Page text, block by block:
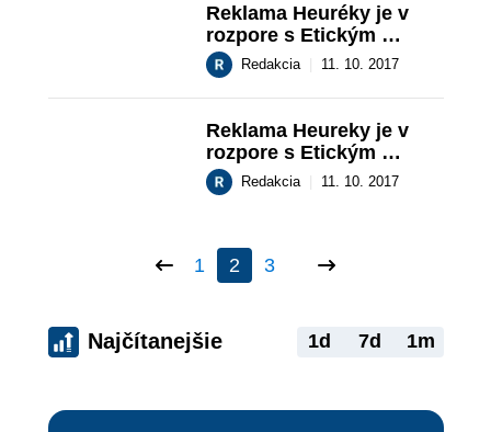
Reklama Heuréky je v
rozpore s Etickým
kódexom!
Redakcia 11. 10. 2017
Reklama Heureky je v
rozpore s Etickým
kódexom!
Redakcia 11. 10. 2017
1 2 3
Najčítanejšie 1d 7d 1m